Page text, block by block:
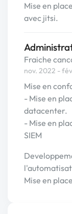
Mise en
avec jitsi.
Fraiche
nov. 2022 -
Mise en
- Mise en
datacenter.
- Mise en
SIEM
Mise en